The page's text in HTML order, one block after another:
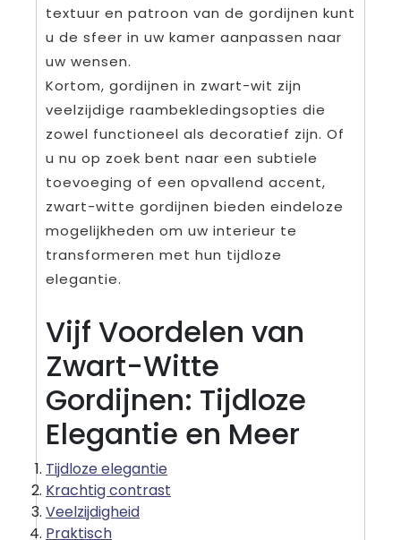
textuur en patroon van de gordijnen kunt
u de sfeer in uw kamer aanpassen naar
uw wensen.
Kortom, gordijnen in zwart-wit zijn
veelzijdige raambekledingsopties die
zowel functioneel als decoratief zijn. Of
u nu op zoek bent naar een subtiele
toevoeging of een opvallend accent,
zwart-witte gordijnen bieden eindeloze
mogelijkheden om uw interieur te
transformeren met hun tijdloze
elegantie.
Vijf Voordelen van
Zwart-Witte
Gordijnen: Tijdloze
Elegantie en Meer
Tijdloze elegantie
Krachtig contrast
Veelzijdigheid
Praktisch